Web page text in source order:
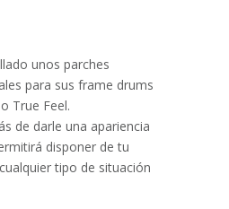
unos parches
para sus frame drums
True Feel.
de darle una apariencia
disponer de tu
tipo de situación